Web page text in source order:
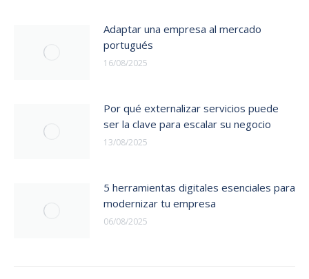
Adaptar una empresa al mercado
portugués
16/08/2025
Por qué externalizar servicios puede
ser la clave para escalar su negocio
13/08/2025
5 herramientas digitales esenciales para
modernizar tu empresa
06/08/2025